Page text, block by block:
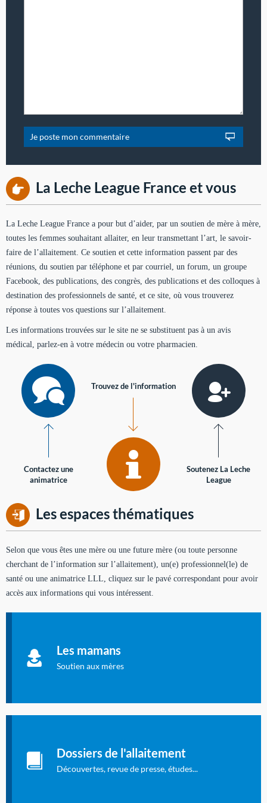
La Leche League France et vous
La Leche League France a pour but d’aider, par un soutien de mère à mère,
toutes les femmes souhaitant allaiter, en leur transmettant l’art, le savoir-
faire de l’allaitement. Ce soutien et cette information passent par des
réunions, du soutien par téléphone et par courriel, un forum, un groupe
Facebook, des publications, des congrès, des publications et des colloques à
destination des professionnels de santé, et ce site, où vous trouverez
réponse à toutes vos questions sur l’allaitement.
Les informations trouvées sur le site ne se substituent pas à un avis
médical, parlez-en à votre médecin ou votre pharmacien.
Contactez une
animatrice
Trouvez de l'information
Soutenez La Leche
League
Les espaces thématiques
Selon que vous êtes une mère ou une future mère (ou toute personne
cherchant de l’information sur l’allaitement), un(e) professionnel(le) de
santé ou une animatrice LLL, cliquez sur le pavé correspondant pour avoir
accès aux informations qui vous intéressent.
Les mamans
Soutien aux mères
à allaiter et vous informer : toutes les rubriques qui
concernent l'allaitement.
Dossiers de l'allaitement
Découvertes, revue de presse, études...
dernières études sur l'allaitement publiées dans la presse
internationale.